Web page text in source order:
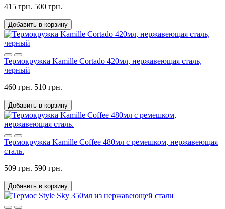
415 грн. 500 грн.
Добавить в корзину
Термокружка Kamille Cortado 420мл, нержавеющая сталь,
черный
460 грн. 510 грн.
Добавить в корзину
Термокружка Kamille Coffee 480мл с ремешком, нержавеющая
сталь.
509 грн. 590 грн.
Добавить в корзину